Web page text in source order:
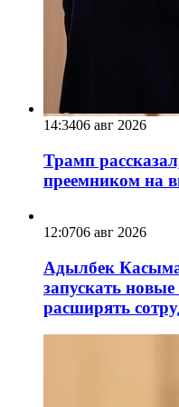
14:3406 авг 2026
Трамп
преемником на
12:0706 авг 2026
Адылбек
запускать
расширять